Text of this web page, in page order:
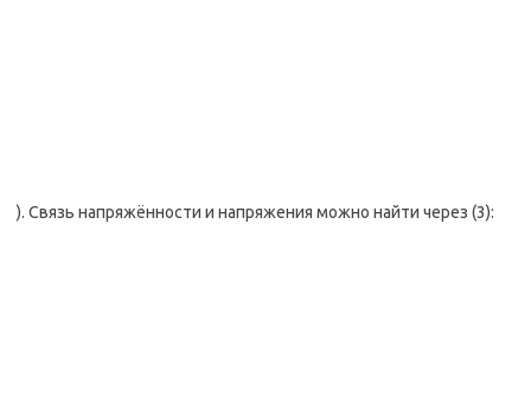
). Связь напряжённости и напряжения можно найти через (3):